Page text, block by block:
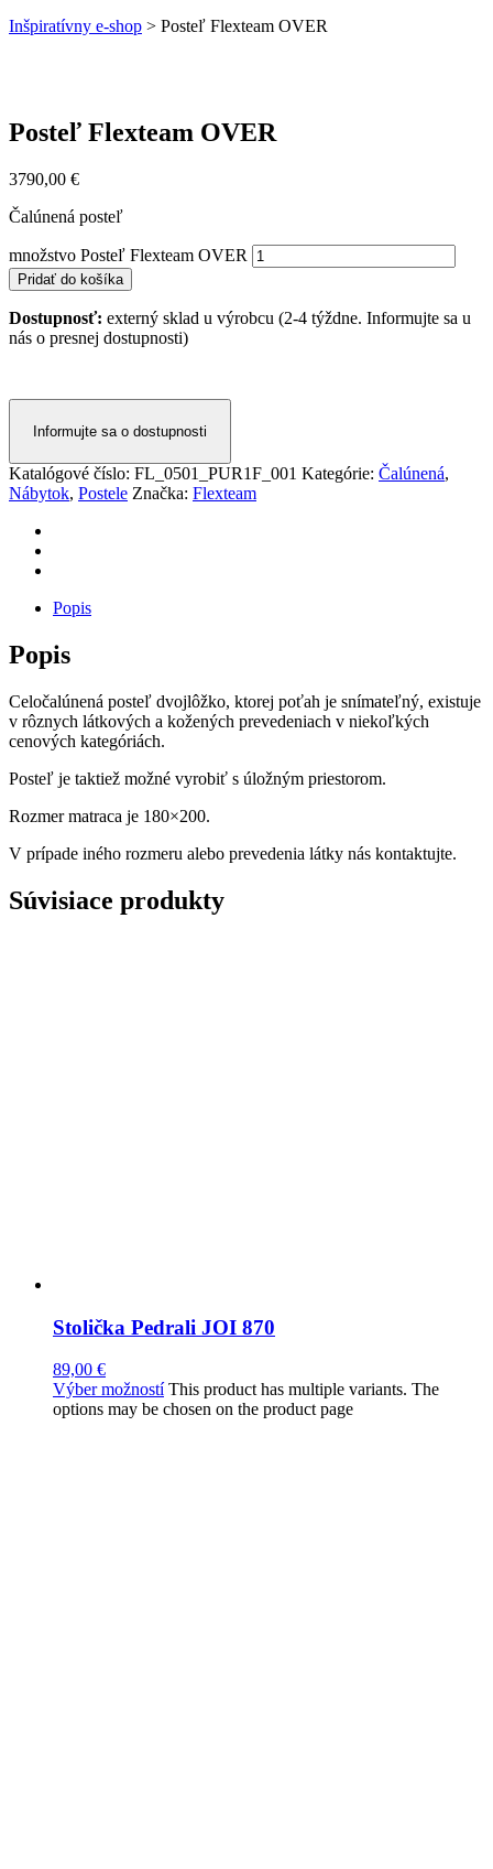
Inšpiratívny e-shop > Posteľ Flexteam OVER
Posteľ Flexteam OVER
3790,00 €
Čalúnená posteľ
množstvo Posteľ Flexteam OVER
Pridať do košíka
Dostupnosť: externý sklad u výrobcu (2-4 týždne. Informujte sa u
nás o presnej dostupnosti)
Informujte sa o dostupnosti
Katalógové číslo: FL_0501_PUR1F_001 Kategórie: Čalúnená,
Nábytok, Postele Značka: Flexteam
Popis
Popis
Celočalúnená posteľ dvojlôžko, ktorej poťah je snímateľný, existuje
v rôznych látkových a kožených prevedeniach v niekoľkých
cenových kategóriách.
Posteľ je taktiež možné vyrobiť s úložným priestorom.
Rozmer matraca je 180×200.
V prípade iného rozmeru alebo prevedenia látky nás kontaktujte.
Súvisiace produkty
Stolička Pedrali JOI 870
89,00 €
Výber možností This product has multiple variants. The
options may be chosen on the product page